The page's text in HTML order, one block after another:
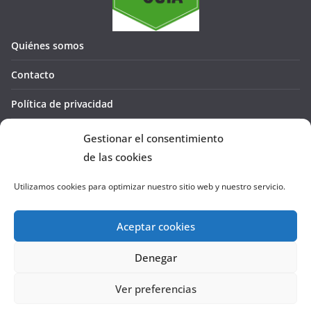
Gestionar el consentimiento
de las cookies
Utilizamos cookies para optimizar nuestro sitio web y nuestro servicio.
Aceptar cookies
Denegar
Ver preferencias
Quiénes somos
Contacto
Política de privacidad
Política de cookies (UE)
La Cañada te GUÍA
por ThemeGrill. Funciona con